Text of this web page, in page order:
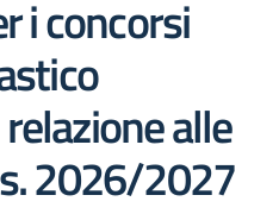
i concorsi
alle
2026/2027